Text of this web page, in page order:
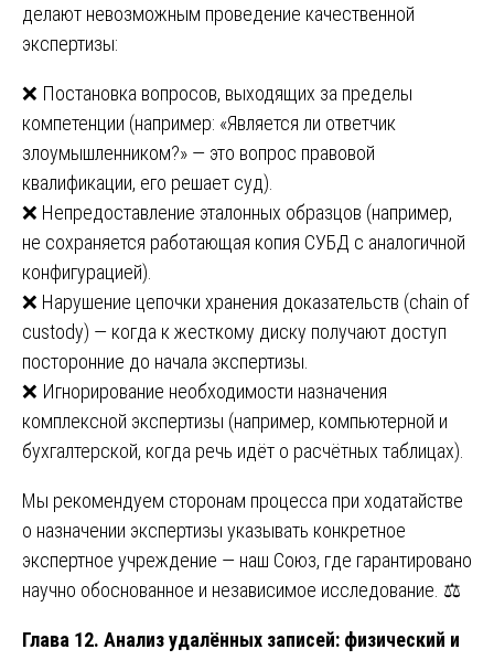
делают невозможным проведение качественной
экспертизы:
❌ Постановка вопросов, выходящих за пределы
компетенции (например: «Является ли ответчик
злоумышленником?» — это вопрос правовой
квалификации, его решает суд).
❌ Непредоставление эталонных образцов (например,
не сохраняется работающая копия СУБД с аналогичной
конфигурацией).
❌ Нарушение цепочки хранения доказательств (chain of
custody) — когда к жесткому диску получают доступ
посторонние до начала экспертизы.
❌ Игнорирование необходимости назначения
комплексной экспертизы (например, компьютерной и
бухгалтерской, когда речь идёт о расчётных таблицах).
Мы рекомендуем сторонам процесса при ходатайстве
о назначении экспертизы указывать конкретное
экспертное учреждение — наш Союз, где гарантировано
научно обоснованное и независимое исследование. ⚖️
Глава 12. Анализ удалённых записей: физический и